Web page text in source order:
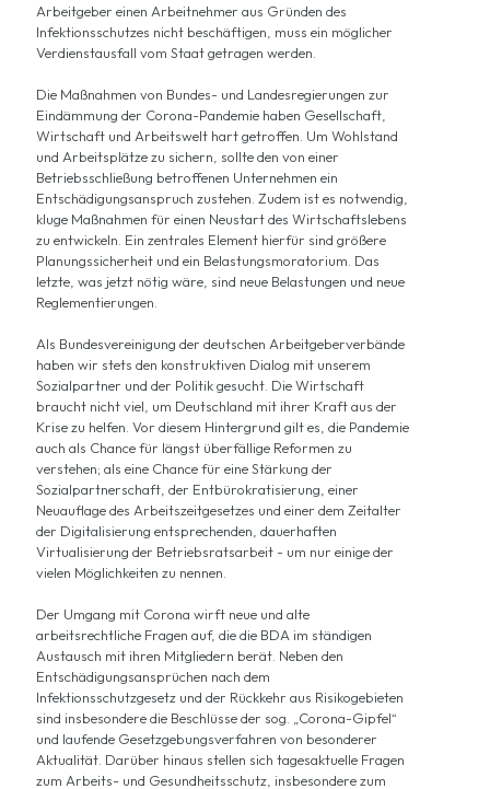
Arbeitgeber einen Arbeitnehmer aus Gründen des
Infektionsschutzes nicht beschäftigen, muss ein möglicher
Verdienstausfall vom Staat getragen werden.
Die Maßnahmen von Bundes- und Landesregierungen zur
Eindämmung der Corona-Pandemie haben Gesellschaft,
Wirtschaft und Arbeitswelt hart getroffen. Um Wohlstand
und Arbeitsplätze zu sichern, sollte den von einer
Betriebsschließung betroffenen Unternehmen ein
Entschädigungsanspruch zustehen. Zudem ist es notwendig,
kluge Maßnahmen für einen Neustart des Wirtschaftslebens
zu entwickeln. Ein zentrales Element hierfür sind größere
Planungssicherheit und ein Belastungsmoratorium. Das
letzte, was jetzt nötig wäre, sind neue Belastungen und neue
Reglementierungen.
Als Bundesvereinigung der deutschen Arbeitgeberverbände
haben wir stets den konstruktiven Dialog mit unserem
Sozialpartner und der Politik gesucht. Die Wirtschaft
braucht nicht viel, um Deutschland mit ihrer Kraft aus der
Krise zu helfen. Vor diesem Hintergrund gilt es, die Pandemie
auch als Chance für längst überfällige Reformen zu
verstehen; als eine Chance für eine Stärkung der
Sozialpartnerschaft, der Entbürokratisierung, einer
Neuauflage des Arbeitszeitgesetzes und einer dem Zeitalter
der Digitalisierung entsprechenden, dauerhaften
Virtualisierung der Betriebsratsarbeit - um nur einige der
vielen Möglichkeiten zu nennen.
Der Umgang mit Corona wirft neue und alte
arbeitsrechtliche Fragen auf, die die BDA im ständigen
Austausch mit ihren Mitgliedern berät. Neben den
Entschädigungsansprüchen nach dem
Infektionsschutzgesetz und der Rückkehr aus Risikogebieten
sind insbesondere die Beschlüsse der sog. „Corona-Gipfel“
und laufende Gesetzgebungsverfahren von besonderer
Aktualität. Darüber hinaus stellen sich tagesaktuelle Fragen
zum Arbeits- und Gesundheitsschutz, insbesondere zum